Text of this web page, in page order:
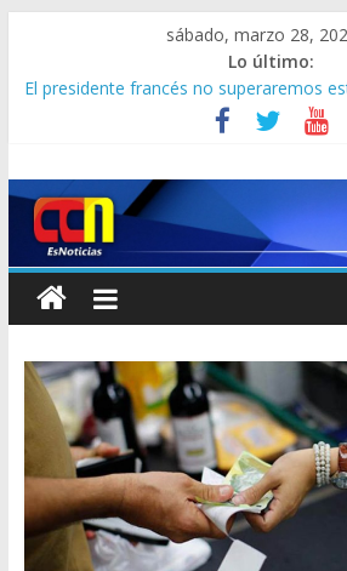
sábado, marzo 28,
Lo último:
Primer ministro italiano pidió a la UE no
trágicos con el coronavirus
El presidente francés no superaremos
sexual en 1993
Nuestra salud mental también se pone
Un terremoto de 5,1 grados sacude el